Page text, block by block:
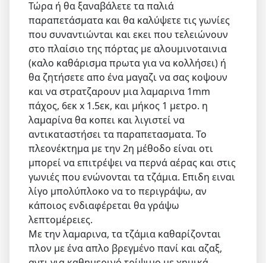
Τώρα ή θα ξαναβάλετε τα παλιά
παραπετάσματα και θα καλύψετε τις γωνίες
που συναντιώνται και εκει που τελειώνουν
στο πλαίσιο της πόρτας με αλουμινοταινια
(καλο καθάρισμα πρωτα για να κολλήσει) ή
θα ζητήσετε απο ένα μαγαζι να σας κοψουν
και να στρατζαρουν μια λαμαρινα 1mm
πάχος, 6εκ x 1.5εκ, και μήκος 1 μετρο. η
λαμαρίνα θα κοπει και λιγιστεί να
αντικαταστήσει τα παραπετασματα. Το
πλεονέκτημα με την 2η μέθοδο είναι οτι
μπορεί να επιτρέψει να περνά αέρας και στις
γωνιές που ενώνονται τα τζάμια. Επιδη ειναι
λίγο μπολύπλοκο να το περιγράψω, αν
κάποιος ενδιαφέρεται θα γράψω
λεπτομέρειες.
Με την λαμαρινα, τα τζάμια καθαρίζονται
πλον με ένα απλο βρεγμένο πανί και αζαξ,